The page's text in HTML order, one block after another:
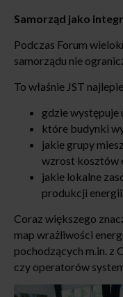
Samorząd jako
Podczas Forum
samorządu nie
To właśnie JST
gdzie występuje
które budynki
jakie grupy
wzrost kosztów
jakie lokalne
produkcji
Coraz większego
map wrażliwości
pochodzących m.in. z
czy operatorów